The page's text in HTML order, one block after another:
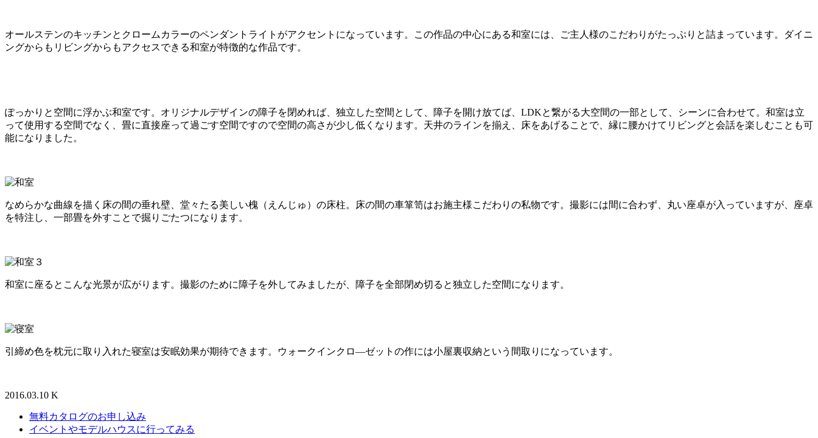
オールステンのキッチンとクロームカラーのペンダントライトがアクセントになっています。この作品の中心にある和室には、ご主人様のこだわりがたっぷりと詰まっています。ダイニ
ングからもリビングからもアクセスできる和室が特徴的な作品です。
ぽっかりと空間に浮かぶ和室です。オリジナルデザインの障子を閉めれば、独立した空間として、障子を開け放てば、LDKと繋がる大空間の一部として、シーンに合わせて。和室は立
って使用する空間でなく、畳に直接座って過ごす空間ですので空間の高さが少し低くなります。天井のラインを揃え、床をあげることで、縁に腰かけてリビングと会話を楽しむことも可
能になりました。
なめらかな曲線を描く床の間の垂れ壁、堂々たる美しい槐（えんじゅ）の床柱。床の間の車箪笥はお施主様こだわりの私物です。撮影には間に合わず、丸い座卓が入っていますが、座卓
を特注し、一部畳を外すことで掘りごたつになります。
和室に座るとこんな光景が広がります。撮影のために障子を外してみましたが、障子を全部閉め切ると独立した空間になります。
引締め色を枕元に取り入れた寝室は安眠効果が期待できます。ウォークインクロ―ゼットの作には小屋裏収納という間取りになっています。
2016.03.10 K
無料カタログのお申し込み
イベントやモデルハウスに行ってみる